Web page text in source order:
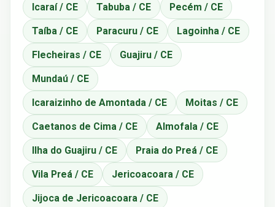
Icaraí / CE Tabuba / CE Pecém / CE
Taíba / CE Paracuru / CE Lagoinha / CE
Flecheiras / CE Guajiru / CE
Mundaú / CE
Icaraizinho de Amontada / CE Moitas / CE
Caetanos de Cima / CE Almofala / CE
Ilha do Guajiru / CE Praia do Preá / CE
Vila Preá / CE Jericoacoara / CE
Jijoca de Jericoacoara / CE